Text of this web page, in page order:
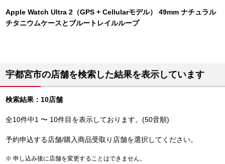
Apple Watch Ultra 2（GPS + Cellularモデル） 49mm ナチュラル
チタニウムケースとブルートレイルループ
宇都宮市の店舗を検索した結果を表示しています
検索結果：10店舗
全10件中1 〜 10件目を表示しております。(50音順)
予約申込する店舗/購入商品受取り店舗を選択してください。
申し込み後に店舗を変更することはできません。